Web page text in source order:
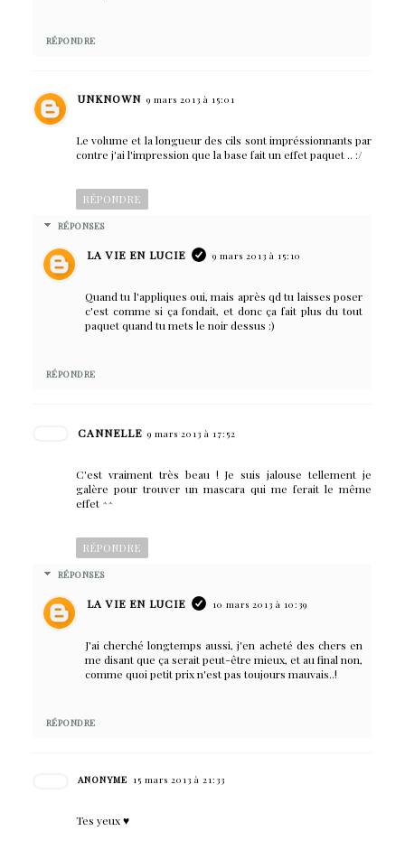
RÉPONDRE
UNKNOWN 9 mars 2013 à 15:01
Le volume et la longueur des cils sont impréssionnants par
contre j'ai l'impression que la base fait un effet paquet .. :/
RÉPONDRE
RÉPONSES
LA VIE EN LUCIE 9 mars 2013 à 15:10
Quand tu l'appliques oui, mais après qd tu laisses poser
c'est comme si ça fondait, et donc ça fait plus du tout
paquet quand tu mets le noir dessus :)
RÉPONDRE
CANNELLE 9 mars 2013 à 17:52
C'est vraiment très beau ! Je suis jalouse tellement je
galère pour trouver un mascara qui me ferait le même
effet ^^
RÉPONDRE
RÉPONSES
LA VIE EN LUCIE 10 mars 2013 à 10:39
J'ai cherché longtemps aussi, j'en acheté des chers en
me disant que ça serait peut-être mieux, et au final non,
comme quoi petit prix n'est pas toujours mauvais..!
RÉPONDRE
ANONYME 15 mars 2013 à 21:33
Tes yeux ♥